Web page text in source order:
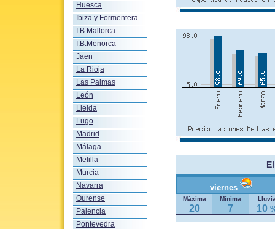
Huesca
Ibiza y Formentera
I.B.Mallorca
I.B.Menorca
Jaen
La Rioja
Las Palmas
León
Lleida
Lugo
Madrid
Málaga
Melilla
Murcia
Navarra
Ourense
Palencia
Pontevedra
viernes
Máxima Mínima
20 7 10